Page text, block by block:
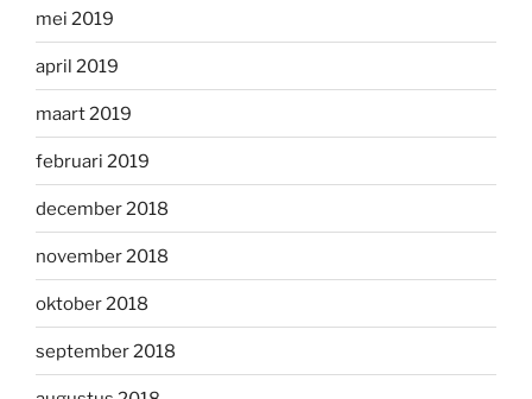
mei 2019
april 2019
maart 2019
februari 2019
december 2018
november 2018
oktober 2018
september 2018